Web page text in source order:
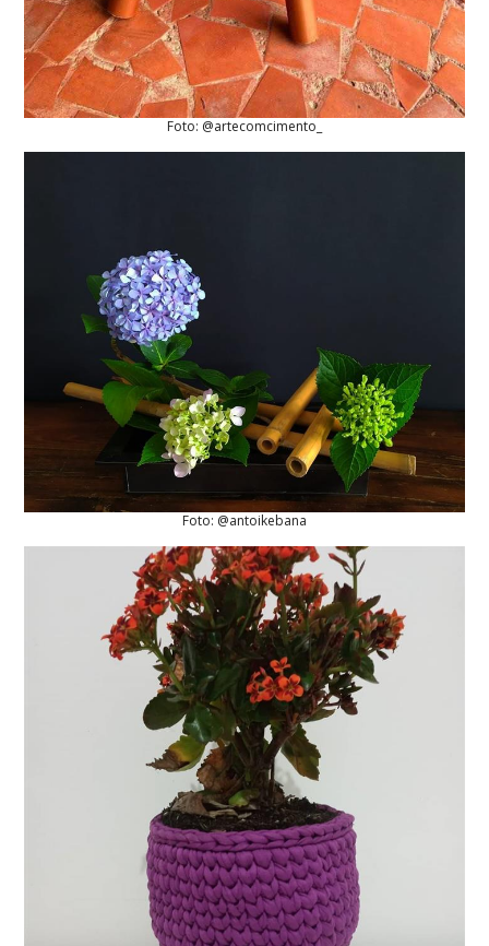
Foto: @artecomcimento_
Foto: @antoikebana